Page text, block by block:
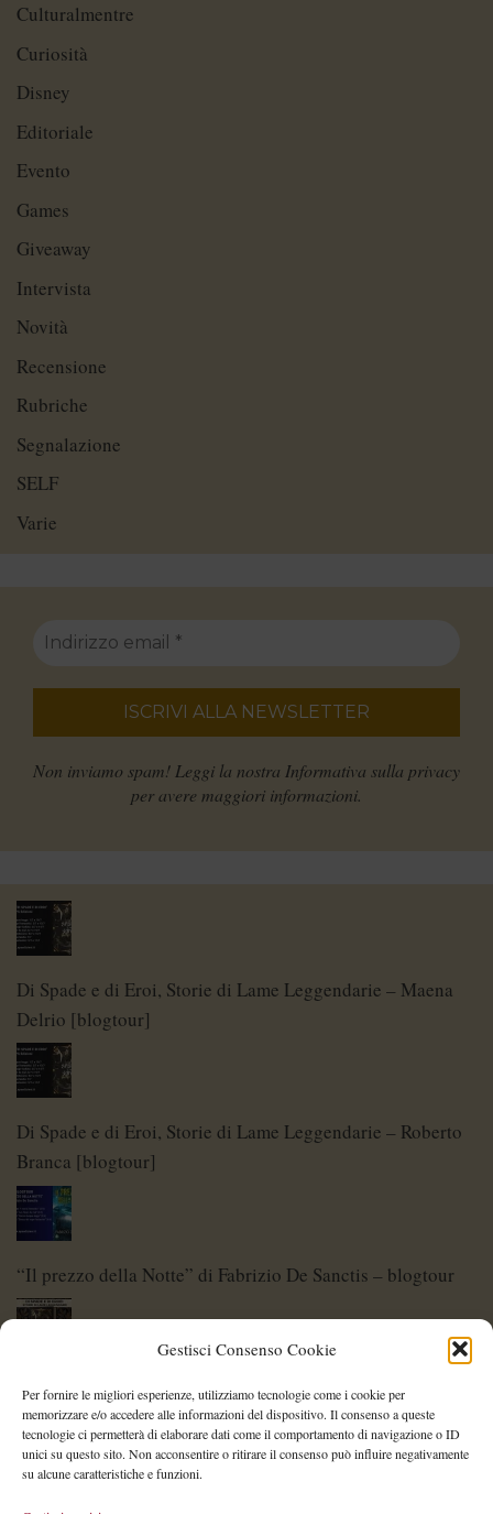
Gestisci Consenso Cookie
Per fornire le migliori esperienze, utilizziamo tecnologie come i cookie per
memorizzare e/o accedere alle informazioni del dispositivo. Il consenso a queste
tecnologie ci permetterà di elaborare dati come il comportamento di navigazione o ID
unici su questo sito. Non acconsentire o ritirare il consenso può influire negativamente
su alcune caratteristiche e funzioni.
Culturalmentre
Curiosità
Disney
Editoriale
Evento
Games
Giveaway
Intervista
Novità
Recensione
Rubriche
Segnalazione
SELF
Varie
Non inviamo spam! Leggi la nostra Informativa sulla privacy
per avere maggiori informazioni.
Di Spade e di Eroi, Storie di Lame Leggendarie – Maena
Delrio [blogtour]
Di Spade e di Eroi, Storie di Lame Leggendarie – Roberto
Branca [blogtour]
“Il prezzo della Notte” di Fabrizio De Sanctis – blogtour
Di Spade e di Eroi – Storie di Lame Leggendarie